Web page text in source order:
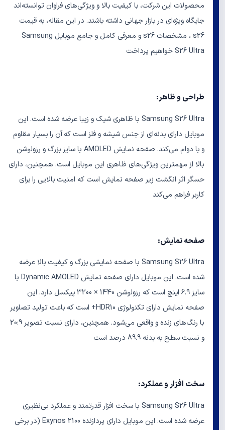
محصولات این شرکت، با کیفیت بالا و ویژگی‌های فراوان توانسته‌اند
جایگاه ویژه‌ای در بازار جهانی داشته باشند. در این مقاله، به قیمت
s26 ، مشخصات s26 و معرفی کامل و جامع موبایل Samsung
S26 Ultra خواهیم پرداخت
طراحی و ظاهر:
Samsung S26 Ultra با ظاهری شیک و زیبا عرضه شده است. این
موبایل دارای بدنه‌ای از جنس شیشه و فلز است که آن را بسیار مقاوم
و با دوام می‌کند. صفحه نمایش AMOLED با سایز بزرگ و رزولوشن
بالا از مهمترین ویژگی‌های ظاهری این موبایل است. همچنین، دارای
حسگر اثر انگشت زیر صفحه نمایش است که امنیت بالایی را برای
کاربر فراهم می‌کند
صفحه نمایش:
Samsung S26 Ultra با صفحه نمایشی بزرگ و کیفیت بالا عرضه
شده است. این موبایل دارای صفحه نمایش Dynamic AMOLED با
سایز 6.9 اینچ است که رزولوشن 1440 × 3200 پیکسل دارد. این
صفحه نمایش دارای تکنولوژی HDR10+ است که باعث تولید تصاویر
با رنگ‌های زنده و واقعی می‌شود. همچنین، دارای نسبت تصویر 20:9
و نسبت سطح به بدنه 89.9 درصد است
سخت افزار و عملکرد:
Samsung S26 Ultra با سخت افزار قدرتمند و عملکرد بی‌نظیری
عرضه شده است. این موبایل دارای پردازنده Exynos 2100 (در برخی